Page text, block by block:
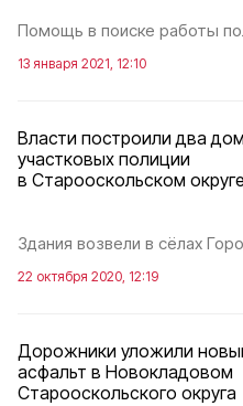
Помощь в поиске работы
13 января 2021, 12:10
Власти построили два
участковых полиции
в Старооскольском округе
Здания возвели в сёлах
22 октября 2020, 12:19
Дорожники уложили
асфальт в Новокладовом
Старооскольского округа